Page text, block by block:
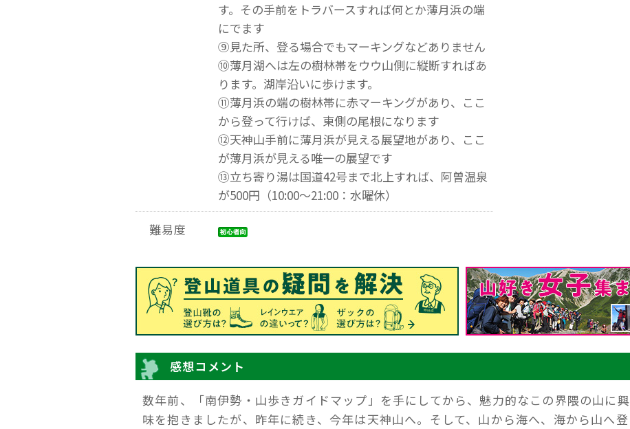
す。その手前をトラバースすれば何とか薄月浜の端
にでます
⑨見た所、登る場合でもマーキングなどありません
⑩薄月湖へは左の樹林帯をウウ山側に縦断すればあ
ります。湖岸沿いに歩けます。
⑪薄月浜の端の樹林帯に赤マーキングがあり、ここ
から登って行けば、東側の尾根になります
⑫天神山手前に薄月浜が見える展望地があり、ここ
が薄月浜が見える唯一の展望です
⑬立ち寄り湯は国道42号まで北上すれば、阿曽温泉
が500円（10:00～21:00：水曜休）
難易度
感想コメント
数年前、「南伊勢・山歩きガイドマップ」を手にしてから、魅力的なこの界隈の山に興
味を抱きましたが、昨年に続き、今年は天神山へ。そして、山から海へ、海から山へ登